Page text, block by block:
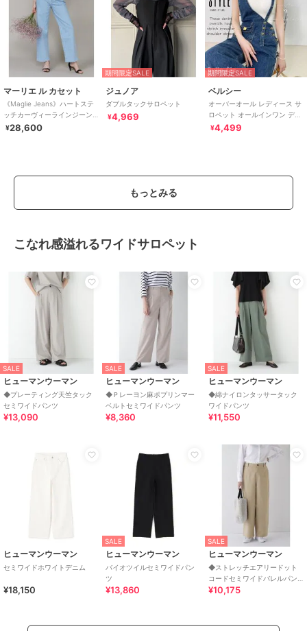
マーリエ ル カセット
《Maglie Jeans》ハートステ
ッチカーヴィーラインジーン
ズ
¥28,600
期間限定SALE
ジュノア
ダブルタックサロペット
¥4,969
期間限定SALE
ベルシー
オーバーオール レディース サ
ロペット オールインワン デニ
ムサロペット アシメショルダ
¥4,499
もっとみる
こなれ感溢れるワイドサロペット
SALE
ヒューマンウーマン
◆プレーティング天竺タック
セミワイドパンツ
¥13,090
SALE
ヒューマンウーマン
◆Ｐレーヨン麻ポプリンマー
ベルトセミワイドパンツ
¥8,360
SALE
ヒューマンウーマン
◆綿ナイロンタッサータック
ワイドパンツ
¥11,550
ヒューマンウーマン
セミワイドホワイトデニム
¥18,150
SALE
ヒューマンウーマン
バイオツイルセミワイドパン
ツ
¥13,860
SALE
ヒューマンウーマン
◆ストレッチエアリードット
コードセミワイドバレルパン
ツ
¥10,175